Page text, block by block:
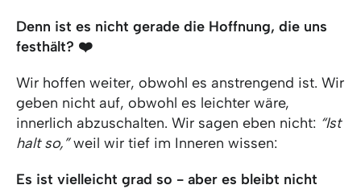
Denn ist es nicht gerade die Hoffnung, die uns
festhält? ❤️
Wir hoffen weiter, obwohl es anstrengend ist. Wir
geben nicht auf, obwohl es leichter wäre,
innerlich abzuschalten. Wir sagen eben nicht: “Ist
halt so,”weil wir tief im Inneren wissen:
Es ist vielleicht grad so - aber es bleibt nicht